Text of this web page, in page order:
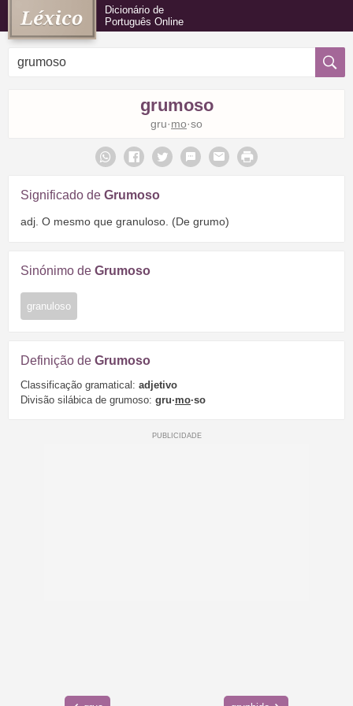
Dicionário de
Português Online
grumoso
gru·mo·so
Significado de Grumoso
adj. O mesmo que granuloso. (De grumo)
Sinónimo de Grumoso
granuloso
Definição de Grumoso
Classificação gramatical: adjetivo
Divisão silábica de grumoso: gru·mo·so